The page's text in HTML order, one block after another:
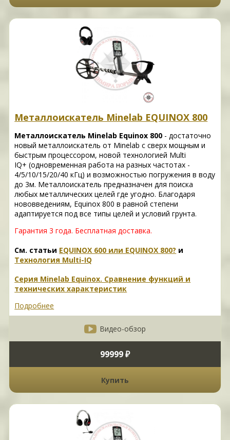
Металлоискатель Minelab EQUINOX 800
Металлоискатель Minelab Equinox 800 - достаточно
новый металлоискатель от Minelab с сверх мощным и
быстрым процессором, новой технологией Multi
IQ+ (одновременная работа на разных частотах -
4/5/10/15/20/40 кГц) и возможностью погружения в воду
до 3м. Металлоискатель предназначен для поиска
любых металлических целей где угодно. Благодаря
нововведениям, Equinox 800 в равной степени
адаптируется под все типы целей и условий грунта.
Гарантия 3 года. Бесплатная доставка.
См. статьи EQUINOX 600 или EQUINOX 800? и
Технология Multi-IQ
Серия Minelab Equinox. Сравнение функций и
технических характеристик
Подробнее
Видео-обзор
99999 ₽
Купить